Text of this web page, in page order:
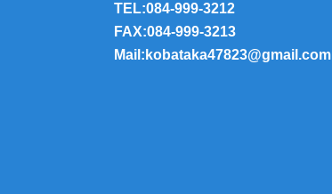
TEL:084-999-3212
FAX:084-999-3213
Mail:kobataka47823@gmail.com